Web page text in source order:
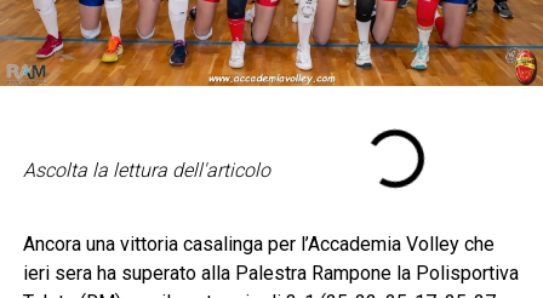
Ascolta la lettura dell'articolo
Ancora una vittoria casalinga per l’Accademia Volley che
ieri sera ha superato alla Palestra Rampone la Polisportiva